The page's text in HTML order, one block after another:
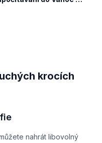
krocích
nahrát libovolný